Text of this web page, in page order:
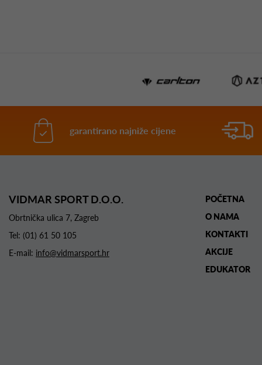
garantirano najniže cijene
VIDMAR SPORT D.O.O.
Obrtnička ulica 7, Zagreb
Tel: (01) 61 50 105
E-mail: info@vidmarsport.hr
POČETNA
O NAMA
KONTAKTI
AKCIJE
EDUKATOR